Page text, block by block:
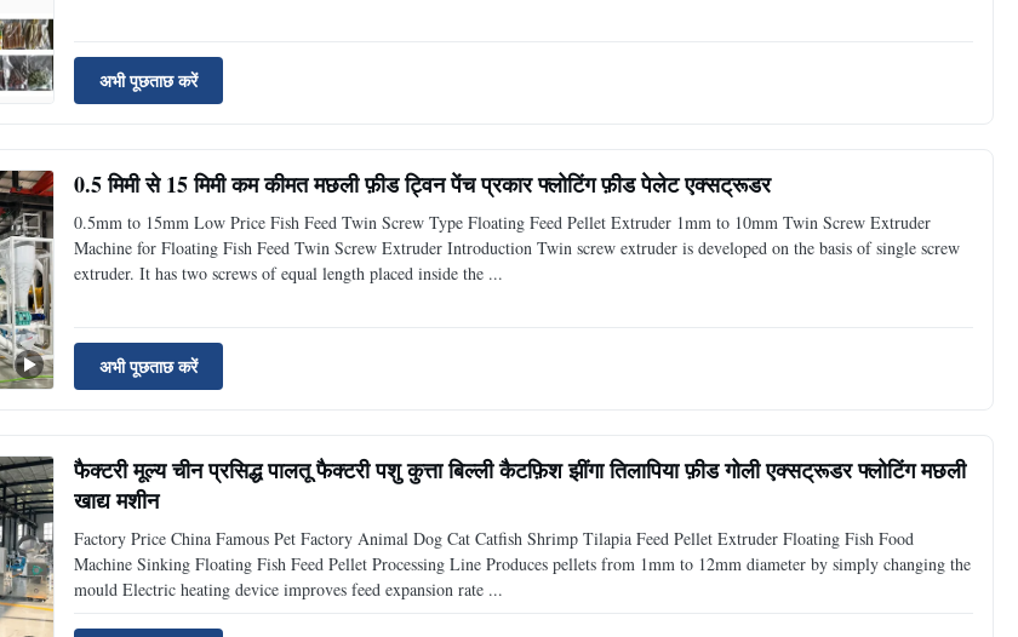
अभी पूछताछ करें
0.5 मिमी से 15 मिमी कम कीमत मछली फ़ीड ट्विन पेंच प्रकार फ्लोटिंग फ़ीड पेलेट एक्सट्रूडर
0.5mm to 15mm Low Price Fish Feed Twin Screw Type Floating Feed Pellet Extruder 1mm to 10mm Twin Screw Extruder
Machine for Floating Fish Feed Twin Screw Extruder Introduction Twin screw extruder is developed on the basis of single screw
extruder. It has two screws of equal length placed inside the ...
अभी पूछताछ करें
फैक्टरी मूल्य चीन प्रसिद्ध पालतू फैक्टरी पशु कुत्ता बिल्ली कैटफ़िश झींगा तिलापिया फ़ीड गोली एक्सट्रूडर फ्लोटिंग मछली
खाद्य मशीन
Factory Price China Famous Pet Factory Animal Dog Cat Catfish Shrimp Tilapia Feed Pellet Extruder Floating Fish Food
Machine Sinking Floating Fish Feed Pellet Processing Line Produces pellets from 1mm to 12mm diameter by simply changing the
mould Electric heating device improves feed expansion rate ...